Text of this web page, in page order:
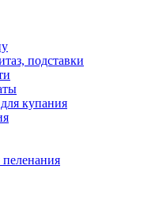
подставки
купания